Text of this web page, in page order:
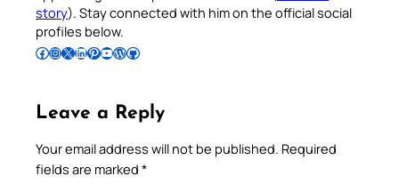
story). Stay connected with him on the official social
profiles below.
Follow Pradeep on Facebook Follow Pradeep on InstagramFollow Pradeep on X Follow Pradeep on LinkedIn Follow Pradeep on Pinterest Subscribe to Pradeep’s Youtube Channel Follow Pradeep on WordPress Follow Pradeep on GitHub
Leave a Reply
Your email address will not be published. Required
fields are marked *